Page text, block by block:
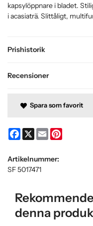
Prishistorik
Recensioner
kapsylöppnare i bladet.
i acasiaträ. Slittåligt,
Spara som favorit
Facebook
X Email
Artikelnummer:
SF 5017471
denna